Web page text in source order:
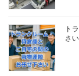
ト
さい